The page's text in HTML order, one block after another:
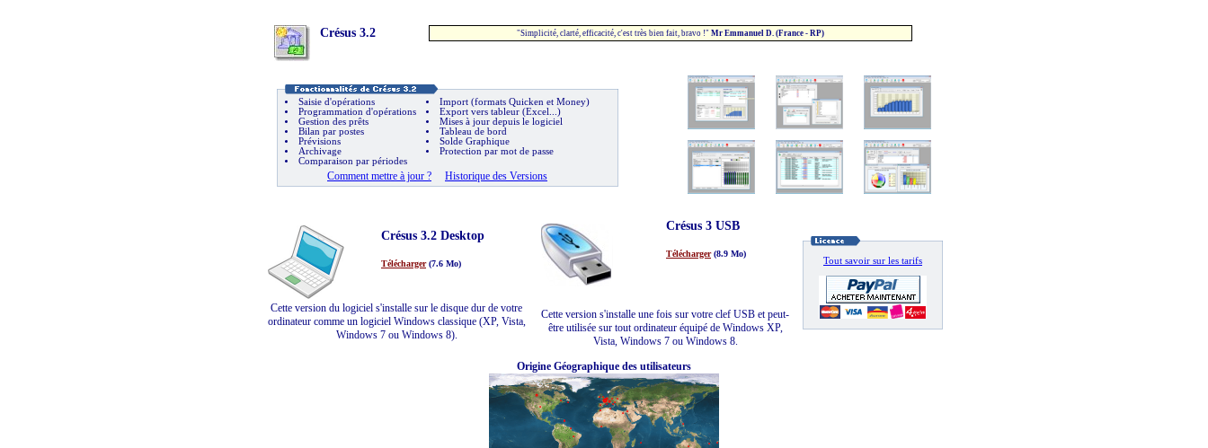
Crésus 3.2 "Simplicité, clarté, efficacité, c'est très bien fait, bravo !" Mr Emmanuel D. (France - RP)
Saisie d'opérations
Programmation d'opérations
Gestion des prêts
Bilan par postes
Prévisions
Archivage
Comparaison par périodes
Import (formats Quicken et Money)
Export vers tableur (Excel...)
Mises à jour depuis le logiciel
Tableau de bord
Solde Graphique
Protection par mot de passe
Comment mettre à jour ? Historique des Versions
Crésus 3.2 Desktop
Télécharger(7.6 Mo)
Cette version du logiciel s'installe sur le disque dur de votre
ordinateur comme un logiciel Windows classique (XP, Vista,
Windows 7 ou Windows 8).
Crésus 3 USB
Télécharger(8.9 Mo)
Cette version s'installe une fois sur votre clef USB et peut-
être utilisée sur tout ordinateur équipé de Windows XP,
Vista, Windows 7 ou Windows 8.
Tout savoir sur les tarifs
Origine Géographique des utilisateurs